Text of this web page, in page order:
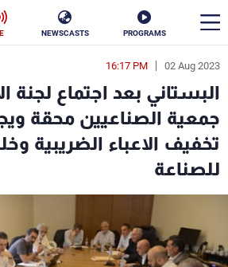
PROGRAMS
NEWSCASTS
02 Aug 2023
16:17 PM
البستاني بعد اجتماع لجنة
جمعية الصناعيين محقة
تخفيف الاعباء الضريبية
للصناعة
en
الأخبار
سياسة ناس
رياضة
كأس العالم